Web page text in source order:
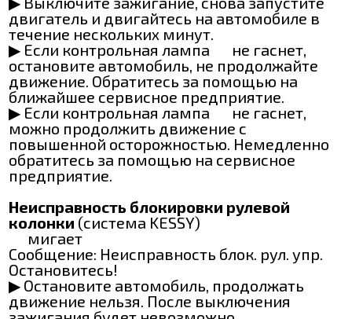
двигатель и двигайтесь на автомобиле в
течение нескольких минут.
▶ Если контрольная лампа
не гаснет,
остановите автомобиль, не продолжайте
движение. Обратитесь за помощью на
ближайшее сервисное предприятие.
▶ Если контрольная лампа
не гаснет,
можно продолжить движение с
повышенной осторожностью. Немедленно
обратитесь за помощью на сервисное
предприятие.
Неисправность блокировки рулевой
колонки (система KESSY)
мигает
Сообщение: Неисправность блок. рул. упр.
Остановитесь!
▶ Остановите автомобиль, продолжать
движение нельзя. После выключения